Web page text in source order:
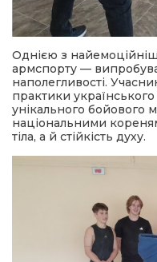
Однією з
армспорту —
наполегливості.
практики
унікального бойового
національними
тіла, а й стійкість духу.